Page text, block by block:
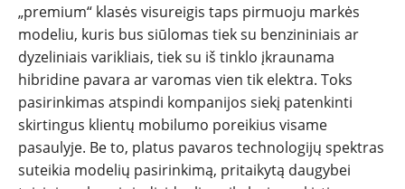
„premium“ klasės visureigis taps pirmuoju markės
modeliu, kuris bus siūlomas tiek su benzininiais ar
dyzeliniais varikliais, tiek su iš tinklo įkraunama
hibridine pavara ar varomas vien tik elektra. Toks
pasirinkimas atspindi kompanijos siekį patenkinti
skirtingus klientų mobilumo poreikius visame
pasaulyje. Be to, platus pavaros technologijų spektras
suteikia modelių pasirinkimą, pritaikytą daugybei